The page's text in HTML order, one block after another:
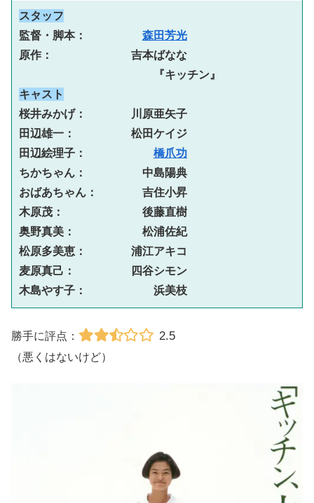
スタッフ
監督・脚本： 森田芳光
原作：　　　　　　　吉本ばなな
キャスト
桜井みかげ：　　　　川原亜矢子
田辺雄一：　　　　　松田ケイジ
田辺絵理子： 橋爪功
ちかちゃん：　　　　　中島陽典
おばあちゃん：　　　　吉住小昇
木原茂：　　　　　　　後藤直樹
奥野真美：　　　　　　松浦佐紀
松原多美恵：　　　　浦江アキコ
麦原真己：　　　　　四谷シモン
木島やす子：　　　　　　浜美枝
勝手に評点： 2.5
（悪くはないけど）